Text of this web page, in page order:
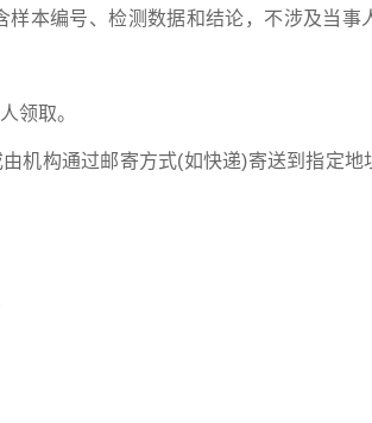
样本编号、检测数据和结论，不涉及当事
领取。
机构通过邮寄方式(如快递)寄送到指定